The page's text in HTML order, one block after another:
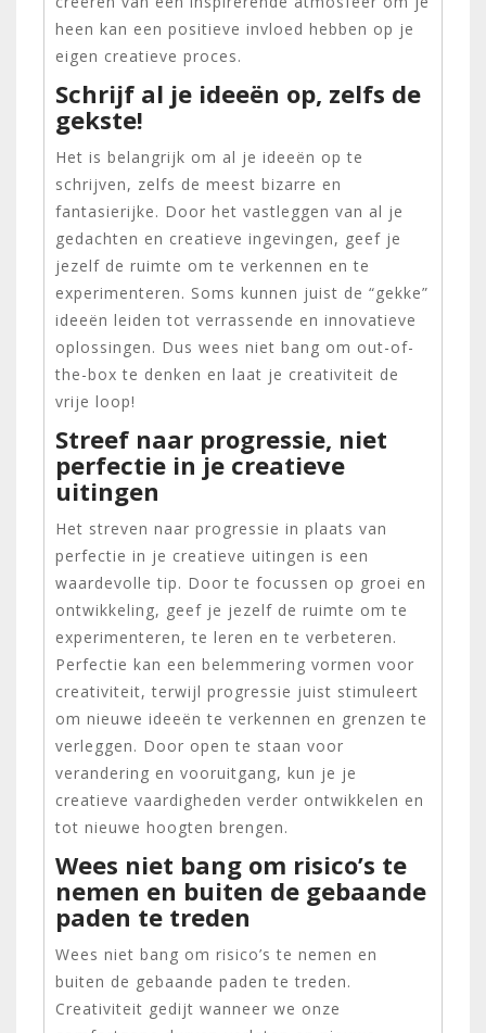
heen kan een positieve invloed hebben op je
eigen creatieve proces.
Schrijf al je ideeën op, zelfs de
gekste!
Het is belangrijk om al je ideeën op te
schrijven, zelfs de meest bizarre en
fantasierijke. Door het vastleggen van al je
gedachten en creatieve ingevingen, geef je
jezelf de ruimte om te verkennen en te
experimenteren. Soms kunnen juist de “gekke”
ideeën leiden tot verrassende en innovatieve
oplossingen. Dus wees niet bang om out-of-
the-box te denken en laat je creativiteit de
vrije loop!
Streef naar progressie, niet
perfectie in je creatieve
uitingen
Het streven naar progressie in plaats van
perfectie in je creatieve uitingen is een
waardevolle tip. Door te focussen op groei en
ontwikkeling, geef je jezelf de ruimte om te
experimenteren, te leren en te verbeteren.
Perfectie kan een belemmering vormen voor
creativiteit, terwijl progressie juist stimuleert
om nieuwe ideeën te verkennen en grenzen te
verleggen. Door open te staan voor
verandering en vooruitgang, kun je je
creatieve vaardigheden verder ontwikkelen en
tot nieuwe hoogten brengen.
Wees niet bang om risico’s te
nemen en buiten de gebaande
paden te treden
Wees niet bang om risico’s te nemen en
buiten de gebaande paden te treden.
Creativiteit gedijt wanneer we onze